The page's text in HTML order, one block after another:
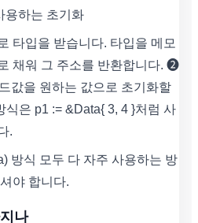
용하는 초기화
타입을 받습니다. 타입을 메모
채워 그 주소를 반환합니다. ❷
값을 원하는 값으로 초기화할
은 p1 := &Data{ 3, 4 }처럼 사
.
방식 모두 다 자주 사용하는 방
야 합니다.
나